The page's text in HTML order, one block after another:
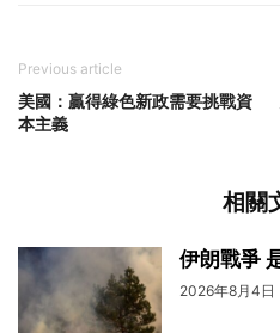
Previous article
美國：贏得綠色新政需要挑戰資
本主義
相關
伊朗戰爭
2026年8月4日